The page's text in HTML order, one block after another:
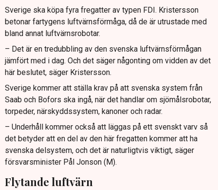
Sverige ska köpa fyra fregatter av typen FDI. Kristersson
betonar fartygens luftvärnsförmåga, då de är utrustade med
bland annat luftvärnsrobotar.
– Det är en tredubbling av den svenska luftvärnsförmågan
jämfört med i dag. Och det säger någonting om vidden av det
här beslutet, säger Kristersson.
Sverige kommer att ställa krav på att svenska system från
Saab och Bofors ska ingå, när det handlar om sjömålsrobotar,
torpeder, närskyddssystem, kanoner och radar.
– Underhåll kommer också att läggas på ett svenskt varv så
det betyder att en del av den här fregatten kommer att ha
svenska delsystem, och det är naturligtvis viktigt, säger
försvarsminister Pål Jonson (M).
Flytande luftvärn